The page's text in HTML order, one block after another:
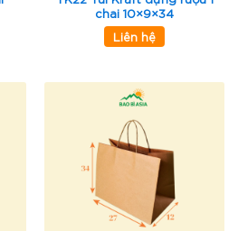
chai 10×9×34
Liên hệ